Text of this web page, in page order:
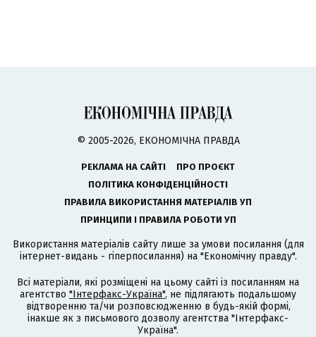
© 2005-2026, ЕКОНОМІЧНА ПРАВДА
РЕКЛАМА НА САЙТІ
ПРО ПРОЄКТ
ПОЛІТИКА КОНФІДЕНЦІЙНОСТІ
ПРАВИЛА ВИКОРИСТАННЯ МАТЕРІАЛІВ УП
ПРИНЦИПИ І ПРАВИЛА РОБОТИ УП
Використання матеріалів сайту лише за умови посилання (для
інтернет-видань - гіперпосилання) на "Економічну правду".
Всі матеріали, які розміщені на цьому сайті із посиланням на
агентство "Інтерфакс-Україна", не підлягають подальшому
відтворенню та/чи розповсюдженню в будь-якій формі,
інакше як з письмового дозволу агентства "Інтерфакс-
Україна".